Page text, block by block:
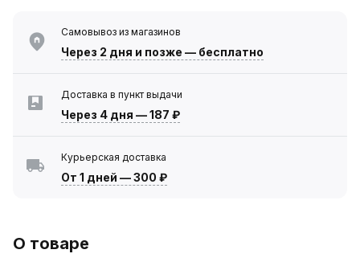
Самовывоз из магазинов
Через 2 дня и позже — бесплатно
Доставка в пункт выдачи
Через 4 дня —187 ₽
Курьерская доставка
От 1 дней —300 ₽
О товаре